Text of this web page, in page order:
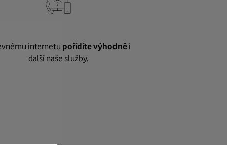
internetu pořídíte výhodněi
další naše služby.